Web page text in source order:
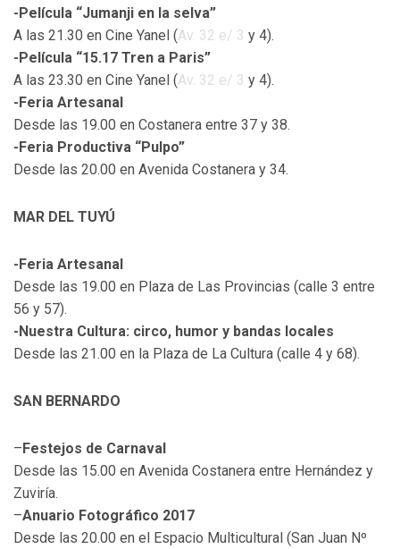
-Película “Jumanji en la selva”
A las 21.30 en Cine Yanel (Av. 32 e/ 3 y 4).
-Película “15.17 Tren a Paris”
A las 23.30 en Cine Yanel (Av. 32 e/ 3 y 4).
-Feria Artesanal
Desde las 19.00 en Costanera entre 37 y 38.
-Feria Productiva “Pulpo”
Desde las 20.00 en Avenida Costanera y 34.
MAR DEL TUYÚ
-Feria Artesanal
Desde las 19.00 en Plaza de Las Provincias (calle 3 entre
56 y 57).
-Nuestra Cultura: circo, humor y bandas locales
Desde las 21.00 en la Plaza de La Cultura (calle 4 y 68).
SAN BERNARDO
–Festejos de Carnaval
Desde las 15.00 en Avenida Costanera entre Hernández y
Zuviría.
–Anuario Fotográfico 2017
Desde las 20.00 en el Espacio Multicultural (San Juan Nº